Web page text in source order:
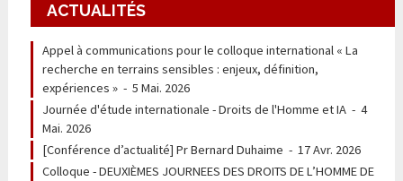
ACTUALITÉS
Appel à communications pour le colloque international « La
recherche en terrains sensibles : enjeux, définition,
expériences »- 5 Mai. 2026
Journée d'étude internationale - Droits de l'Homme et IA- 4
Mai. 2026
[Conférence d’actualité] Pr Bernard Duhaime - 17 Avr. 2026
Colloque - DEUXIÈMES JOURNEES DES DROITS DE L’HOMME DE